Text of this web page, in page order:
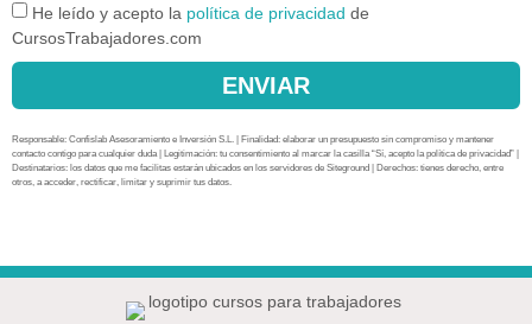
He leído y acepto la política de privacidad de
CursosTrabajadores.com
ENVIAR
Responsable: Confislab Asesoramiento e Inversión S.L. | Finalidad: elaborar un presupuesto sin compromiso y mantener
contacto contigo para cualquier duda | Legitimación: tu consentimiento al marcar la casilla “Sí, acepto la política de privacidad” |
Destinatarios: los datos que me facilitas estarán ubicados en los servidores de Siteground | Derechos: tienes derecho, entre
otros, a acceder, rectificar, limitar y suprimir tus datos.